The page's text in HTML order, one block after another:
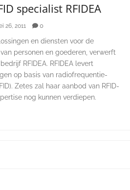
specialist RFIDEA
26, 2011 0
en diensten voor de
personen en goederen, verwerft
RFIDEA. RFIDEA levert
op basis van radiofrequentie-
Zetes zal haar aanbod van RFID-
nog kunnen verdiepen.